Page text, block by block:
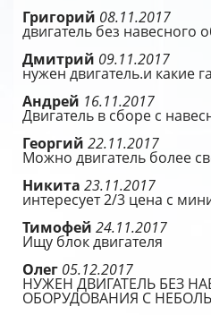
Григорий 08.11.2017
двигатель без навесного
Дмитрий 09.11.2017
нужен двигатель.и какие
Андрей 16.11.2017
Двигатель в сборе с
Георгий 22.11.2017
Можно двигатель более
Никита 23.11.2017
интересует 2/3 цена с
Тимофей 24.11.2017
Ищу блок двигателя
Олег 05.12.2017
НУЖЕН ДВИГАТЕЛЬ БЕЗ
ОБОРУДОВАНИЯ С